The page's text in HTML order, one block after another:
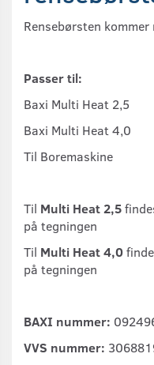
Rensebørsten kommer
Passer til:
Baxi Multi Heat 2,5
Baxi Multi Heat 4,0
Til Boremaskine
Til Multi Heat 2,5
på tegningen
Til Multi Heat 4,0
på tegningen
BAXI nummer:
VVS nummer: